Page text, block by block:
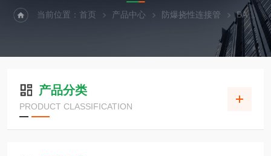
当前位置：首页 产品中心 防爆挠性连接管 BAG防爆隔离密封盒
产品分类
PRODUCT CLASSIFICATION